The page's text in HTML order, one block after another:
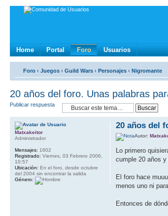
Home Portal Foro Usuarios
Foro ‹ Juegos ‹ Guild Wars ‹ Personajes ‹ Nigromante
20 años del foro. Unas palabras
Publicar respuesta
20 años del
Autor:
Lo primero
cumple 20 años
El foro hace
menos uno ni
Entonces de
Matxakeitor
Administrador
Mensajes: 1602
Registrado: Viernes, 03 Febrero 2006,
10:57
Ubicación: En el foro, desde octubre
del 2004 sin encontrar la salida
Género: